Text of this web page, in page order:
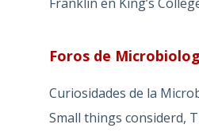
Foros de
Curiosidades de la
Small things considerd,